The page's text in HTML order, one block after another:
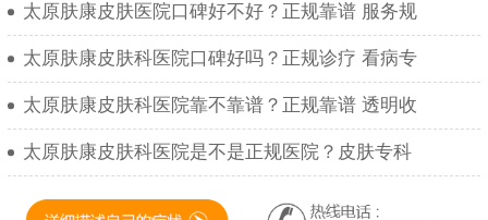
太原肤康皮肤医院口碑好不好？正规靠谱 服务规
太原肤康皮肤科医院口碑好吗？正规诊疗 看病专
太原肤康皮肤科医院靠不靠谱？正规靠谱 透明收
太原肤康皮肤科医院是不是正规医院？皮肤专科